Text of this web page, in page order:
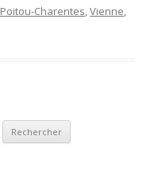
Poitou-Charentes,Vienne,